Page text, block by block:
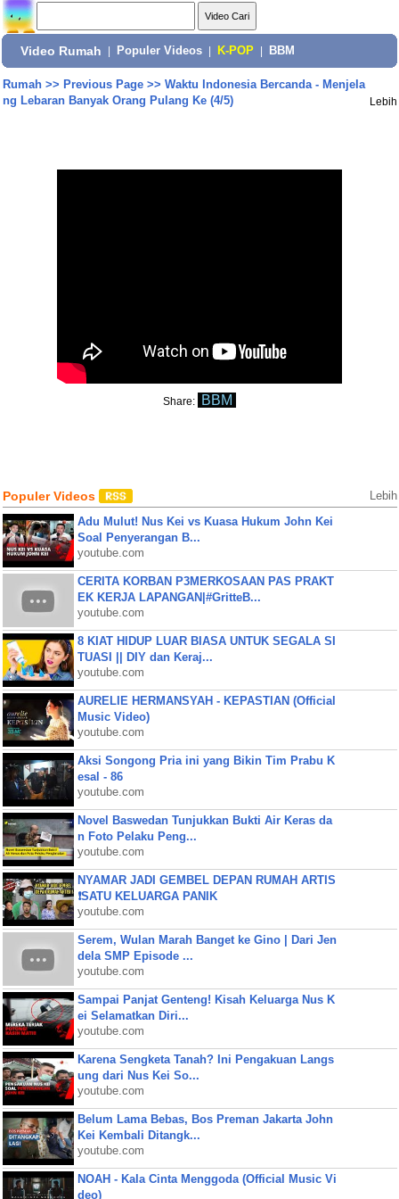
Video Rumah Populer Videos K-POP BBM
Rumah>> Previous Page>> Waktu Indonesia Bercanda - Menjela
ng Lebaran Banyak Orang Pulang Ke (4/5)
Lebih
Share: BBM
Populer Videos Lebih
Adu Mulut! Nus Kei vs Kuasa Hukum John Kei
Soal Penyerangan B...
youtube.com
CERITA KORBAN P3MERKOSAAN PAS PRAKT
EK KERJA LAPANGAN|#GritteB...
youtube.com
8 KIAT HIDUP LUAR BIASA UNTUK SEGALA SI
TUASI || DIY dan Keraj...
youtube.com
AURELIE HERMANSYAH - KEPASTIAN (Official
Music Video)
youtube.com
Aksi Songong Pria ini yang Bikin Tim Prabu K
esal - 86
youtube.com
Novel Baswedan Tunjukkan Bukti Air Keras da
n Foto Pelaku Peng...
youtube.com
NYAMAR JADI GEMBEL DEPAN RUMAH ARTIS
❗SATU KELUARGA PANIK
youtube.com
Serem, Wulan Marah Banget ke Gino | Dari Jen
dela SMP Episode ...
youtube.com
Sampai Panjat Genteng! Kisah Keluarga Nus K
ei Selamatkan Diri...
youtube.com
Karena Sengketa Tanah? Ini Pengakuan Langs
ung dari Nus Kei So...
youtube.com
Belum Lama Bebas, Bos Preman Jakarta John
Kei Kembali Ditangk...
youtube.com
NOAH - Kala Cinta Menggoda (Official Music Vi
deo)